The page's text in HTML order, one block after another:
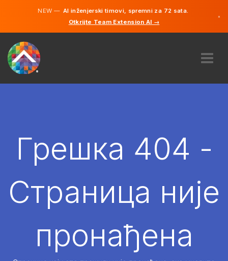
NEW —AI inženjerski timovi, spremni za 72 sata.
Otkrijte Team Extension AI →
×
SR
Грешка 404 -
Страница није
пронађена